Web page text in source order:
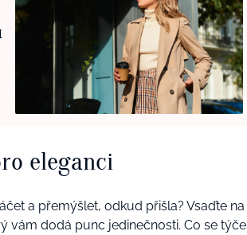
eleganci
a přemýšlet, odkud přišla? Vsaďte na
vám dodá punc jedinečnosti. Co se týče